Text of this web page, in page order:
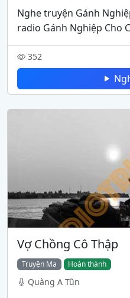
Nghe truyện Gánh
radio Gánh Nghiệp Cho
352
Vợ Chồng Cô Thập
Truyện Ma Hoàn thành
Quàng A Tũn